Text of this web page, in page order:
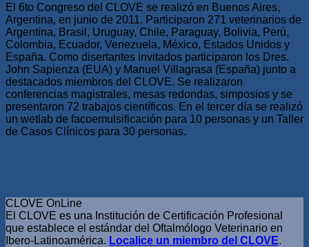
El 6to Congreso del CLOVE se realizó en Buenos Aires,
Argentina, en junio de 2011. Participaron 271 veterinarios de
Argentina, Brasil, Uruguay, Chile, Paraguay, Bolivia, Perú,
Colombia, Ecuador, Venezuela, México, Estados Unidos y
España. Como disertantes invitados participaron los Dres.
John Sapienza (EUA) y Manuel Villagrasa (España) junto a
destacados miembros del CLOVE. Se realizaron
conferencias magistrales, mesas redondas, simposios y se
presentaron 72 trabajos científicos. En el tercer día se realizó
un wetlab de facoemulsificación para 10 personas y un Taller
de Casos Clínicos para 30 personas.
CLOVE OnLine
El CLOVE es una Institución de Certificación Profesional
que establece el estándar del Oftalmólogo Veterinario en
Ibero-Latinoamérica. Localice un miembro del CLOVE.